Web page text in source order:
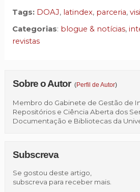
Tags: DOAJ, latindex, parceria,
Categorias: blogue & notícias,
revistas
Sobre o Autor (Perfil de Autor)
Membro do Gabinete de Gestão de
Repositórios e Ciência Aberta dos
Documentação e Bibliotecas da
Subscreva
Se gostou deste artigo,
subscreva para receber mais.